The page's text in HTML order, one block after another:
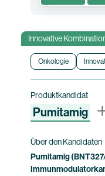
Studie
Verträglichkeit,
Immunogenität
Wirksamkeit
BNT3212 als
mit Pumitamig
denen andere
ausgeschöpft
Innovative
Onkologie
Produktkandidat
Pumitamig
Über den Kandidaten
Pumitamig